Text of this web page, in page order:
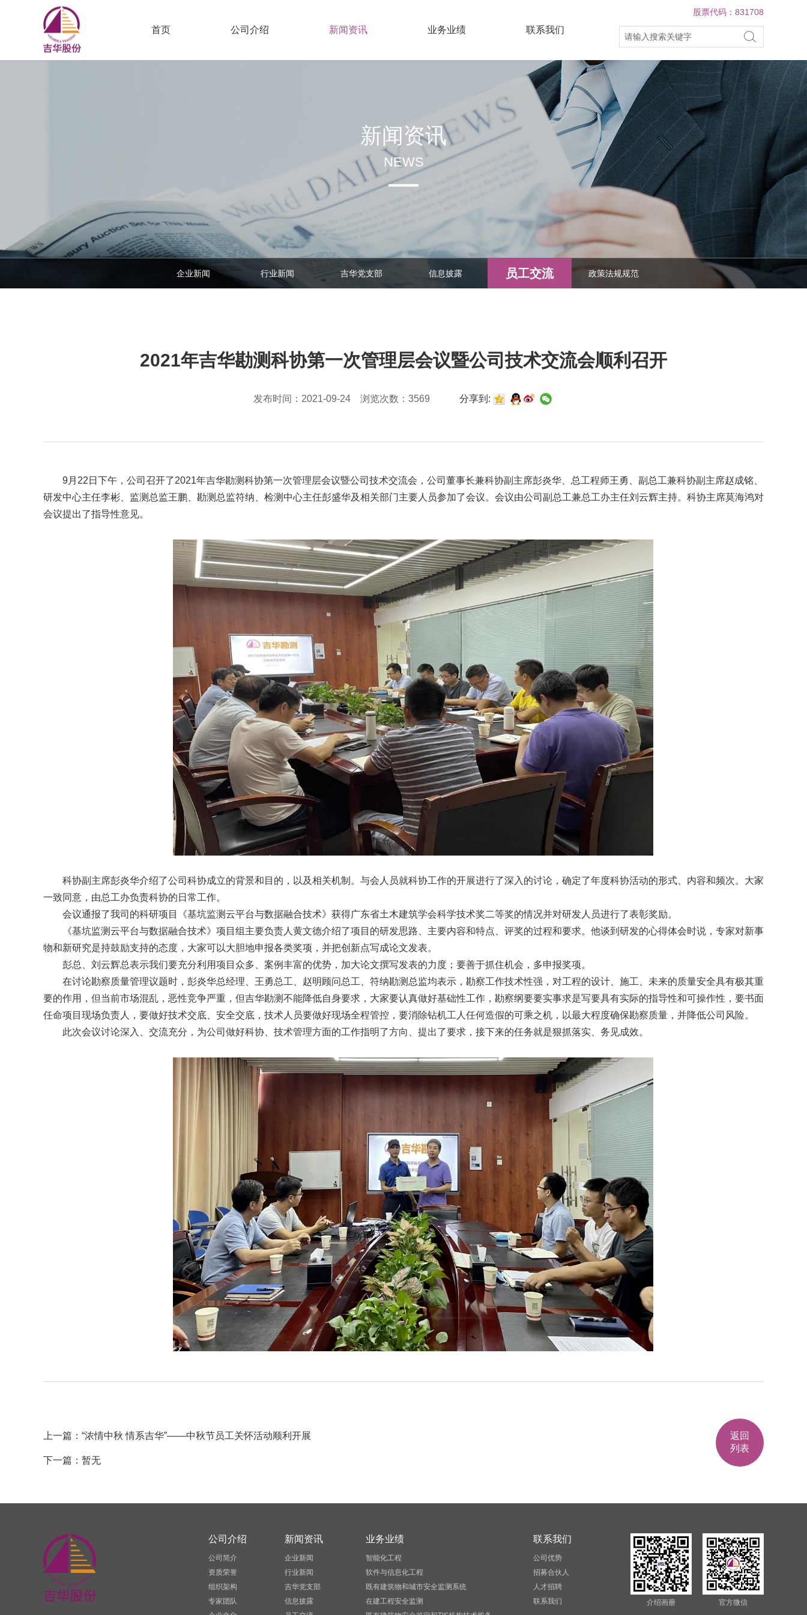
首页 公司介绍 新闻资讯 业务业绩 联系我们
股票代码：831708
新闻资讯
NEWS
企业新闻 行业新闻 吉华党支部 信息披露 员工交流 政策法规规范
2021年吉华勘测科协第一次管理层会议暨公司技术交流会顺利召开
发布时间：2021-09-24 浏览次数：3569 分享到:
9月22日下午，公司召开了2021年吉华勘测科协第一次管理层会议暨公司技术交流会，公司董事长兼科协副主席彭炎华、总工程师王勇、副总工兼科协副主席赵成铭、
研发中心主任李彬、监测总监王鹏、勘测总监符纳、检测中心主任彭盛华及相关部门主要人员参加了会议。会议由公司副总工兼总工办主任刘云辉主持。科协主席莫海鸿对
会议提出了指导性意见。
科协副主席彭炎华介绍了公司科协成立的背景和目的，以及相关机制。与会人员就科协工作的开展进行了深入的讨论，确定了年度科协活动的形式、内容和频次。大家
一致同意，由总工办负责科协的日常工作。
会议通报了我司的科研项目《基坑监测云平台与数据融合技术》获得广东省土木建筑学会科学技术奖二等奖的情况并对研发人员进行了表彰奖励。
《基坑监测云平台与数据融合技术》项目组主要负责人黄文德介绍了项目的研发思路、主要内容和特点、评奖的过程和要求。他谈到研发的心得体会时说，专家对新事
物和新研究是持鼓励支持的态度，大家可以大胆地申报各类奖项，并把创新点写成论文发表。
彭总、刘云辉总表示我们要充分利用项目众多、案例丰富的优势，加大论文撰写发表的力度；要善于抓住机会，多申报奖项。
在讨论勘察质量管理议题时，彭炎华总经理、王勇总工、赵明顾问总工、符纳勘测总监均表示，勘察工作技术性强，对工程的设计、施工、未来的质量安全具有极其重
要的作用，但当前市场混乱，恶性竞争严重，但吉华勘测不能降低自身要求，大家要认真做好基础性工作，勘察纲要要实事求是写要具有实际的指导性和可操作性，要书面
任命项目现场负责人，要做好技术交底、安全交底，技术人员要做好现场全程管控，要消除钻机工人任何造假的可乘之机，以最大程度确保勘察质量，并降低公司风险。
此次会议讨论深入、交流充分，为公司做好科协、技术管理方面的工作指明了方向、提出了要求，接下来的任务就是狠抓落实、务见成效。
上一篇：“浓情中秋 情系吉华”——中秋节员工关怀活动顺利开展
下一篇：暂无
返回
列表
官方微信
介绍画册
公司介绍
公司简介
资质荣誉
组织架构
专家团队
新闻资讯
企业新闻
行业新闻
吉华党支部
信息披露
业务业绩
智能化工程
软件与信息化工程
既有建筑物和城市安全监测系统
在建工程安全监测
联系我们
公司优势
招募合伙人
人才招聘
联系我们